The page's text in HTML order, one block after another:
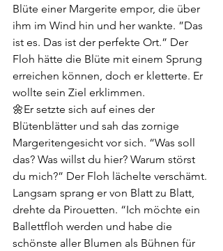
Blüte einer Margerite empor, die über
ihm im Wind hin und her wankte. ”Das
ist es. Das ist der perfekte Ort.” Der
Floh hätte die Blüte mit einem Sprung
erreichen können, doch er kletterte. Er
wollte sein Ziel erklimmen.
🌼Er setzte sich auf eines der
Blütenblätter und sah das zornige
Margeritengesicht vor sich. “Was soll
das? Was willst du hier? Warum störst
du mich?” Der Floh lächelte verschämt.
Langsam sprang er von Blatt zu Blatt,
drehte da Pirouetten. “Ich möchte ein
Ballettfloh werden und habe die
schönste aller Blumen als Bühnen für